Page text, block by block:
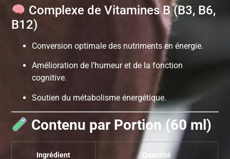
Complexe de Vitamines B (B3, B6,
B12)
Conversion optimale des nutriments en énergie.
Amélioration de l’humeur et de la fonction
cognitive.
Soutien du métabolisme énergétique.
Contenu par Portion (60 ml)
Ingrédient Quantité